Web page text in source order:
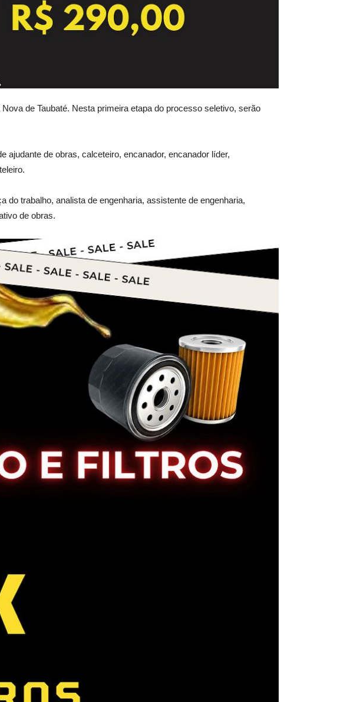
de Taubaté. Nesta primeira etapa do processo seletivo, serão
ajudante de obras, calceteiro, encanador, encanador líder,
trabalho, analista de engenharia, assistente de engenharia,
de obras.